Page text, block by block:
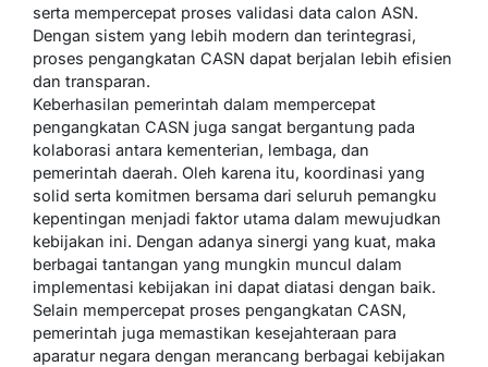
serta mempercepat proses validasi data calon ASN.
Dengan sistem yang lebih modern dan terintegrasi,
proses pengangkatan CASN dapat berjalan lebih efisien
dan transparan.
Keberhasilan pemerintah dalam mempercepat
pengangkatan CASN juga sangat bergantung pada
kolaborasi antara kementerian, lembaga, dan
pemerintah daerah. Oleh karena itu, koordinasi yang
solid serta komitmen bersama dari seluruh pemangku
kepentingan menjadi faktor utama dalam mewujudkan
kebijakan ini. Dengan adanya sinergi yang kuat, maka
berbagai tantangan yang mungkin muncul dalam
implementasi kebijakan ini dapat diatasi dengan baik.
Selain mempercepat proses pengangkatan CASN,
pemerintah juga memastikan kesejahteraan para
aparatur negara dengan merancang berbagai kebijakan